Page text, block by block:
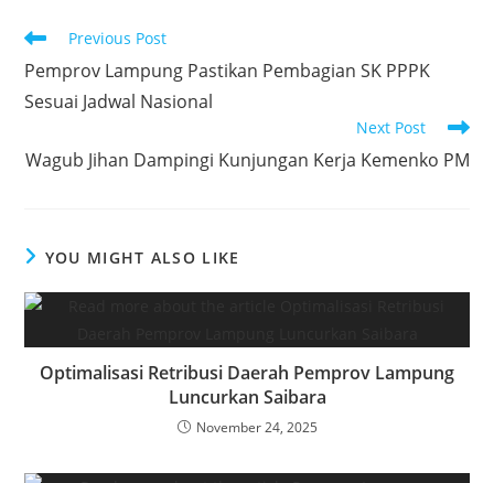
e
b
o
k
er s
A
p
dI
n
Read
articles
Previous Post
Pemprov Lampung Pastikan Pembagian SK PPPK
Sesuai Jadwal Nasional
Next Post
Wagub Jihan Dampingi Kunjungan Kerja Kemenko PM
YOU MIGHT ALSO LIKE
Optimalisasi Retribusi Daerah Pemprov Lampung
Luncurkan Saibara
November 24, 2025